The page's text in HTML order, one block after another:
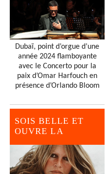
Dubaï, point d’orgue d’une
année 2024 flamboyante
avec le Concerto pour la
paix d’Omar Harfouch en
présence d’Orlando Bloom
SOIS BELLE ET
OUVRE LA